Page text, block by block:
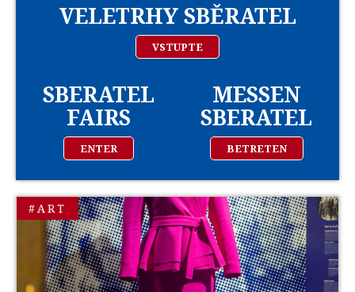
VELETRHY SBĚRATEL
VSTUPTE
SBERATEL
FAIRS
ENTER
MESSEN
SBERATEL
BETRETEN
#ART